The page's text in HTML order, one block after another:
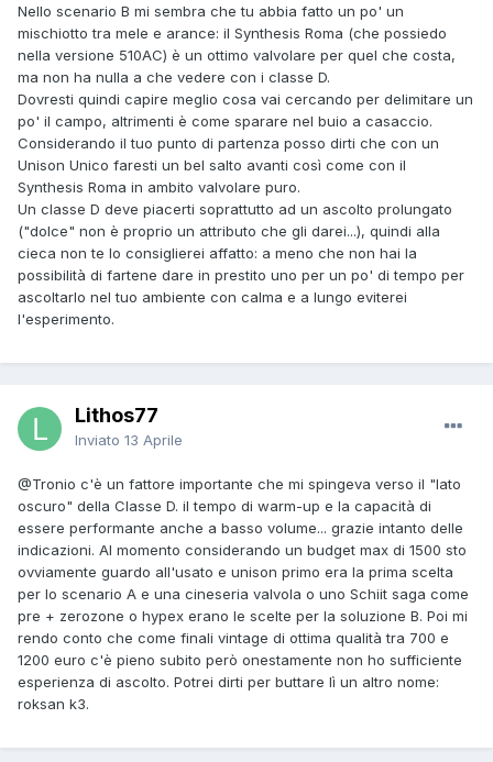
Nello scenario B mi sembra che tu abbia fatto un po' un
mischiotto tra mele e arance: il Synthesis Roma (che possiedo
nella versione 510AC) è un ottimo valvolare per quel che costa,
ma non ha nulla a che vedere con i classe D.
Dovresti quindi capire meglio cosa vai cercando per delimitare un
po' il campo, altrimenti è come sparare nel buio a casaccio.
Considerando il tuo punto di partenza posso dirti che con un
Unison Unico faresti un bel salto avanti così come con il
Synthesis Roma in ambito valvolare puro.
Un classe D deve piacerti soprattutto ad un ascolto prolungato
("dolce" non è proprio un attributo che gli darei...), quindi alla
cieca non te lo consiglierei affatto: a meno che non hai la
possibilità di fartene dare in prestito uno per un po' di tempo per
ascoltarlo nel tuo ambiente con calma e a lungo eviterei
l'esperimento.
Lithos77
Inviato 13 Aprile
@Tronio c'è un fattore importante che mi spingeva verso il "lato
oscuro" della Classe D. il tempo di warm-up e la capacità di
essere performante anche a basso volume... grazie intanto delle
indicazioni. Al momento considerando un budget max di 1500 sto
ovviamente guardo all'usato e unison primo era la prima scelta
per lo scenario A e una cineseria valvola o uno Schiit saga come
pre + zerozone o hypex erano le scelte per la soluzione B. Poi mi
rendo conto che come finali vintage di ottima qualità tra 700 e
1200 euro c'è pieno subito però onestamente non ho sufficiente
esperienza di ascolto. Potrei dirti per buttare lì un altro nome:
roksan k3.